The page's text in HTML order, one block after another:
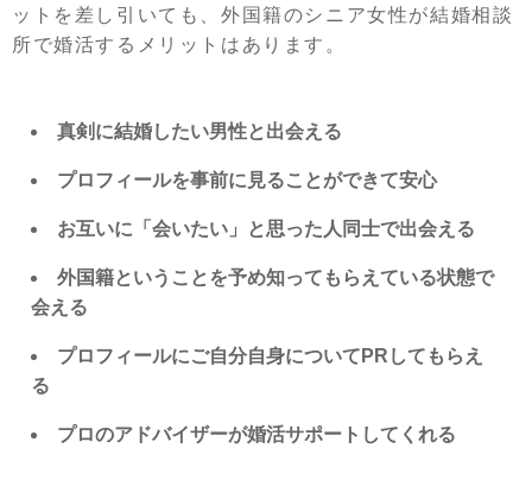
ットを差し引いても、外国籍のシニア女性が結婚相談
所で婚活するメリットはあります。
真剣に結婚したい男性と出会える
プロフィールを事前に見ることができて安心
お互いに「会いたい」と思った人同士で出会える
外国籍ということを予め知ってもらえている状態で
会える
プロフィールにご自分自身についてPRしてもらえ
る
プロのアドバイザーが婚活サポートしてくれる